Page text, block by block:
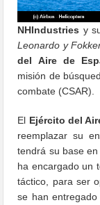
NHIndustries y
Leonardo y
del Aire de
misión de
combate (CSAR).
El Ejército del
reemplazar su
tendrá su base en
ha encargado un
táctico, para ser
se han